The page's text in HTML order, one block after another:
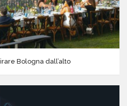
Bologna dall’alto